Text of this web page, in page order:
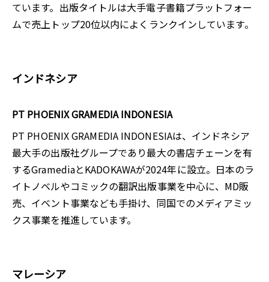
ています。出版タイトルは大手電子書籍プラットフォー
ムで売上トップ20位以内によくランクインしています。
インドネシア
PT PHOENIX GRAMEDIA INDONESIA
PT PHOENIX GRAMEDIA INDONESIAは、インドネシア
最大手の出版社グループであり最大の書店チェーンを有
するGramediaとKADOKAWAが2024年に設立。日本のラ
イトノベルやコミックの翻訳出版事業を中心に、MD販
売、イベント事業なども手掛け、同国でのメディアミッ
クス事業を推進しています。
マレーシア